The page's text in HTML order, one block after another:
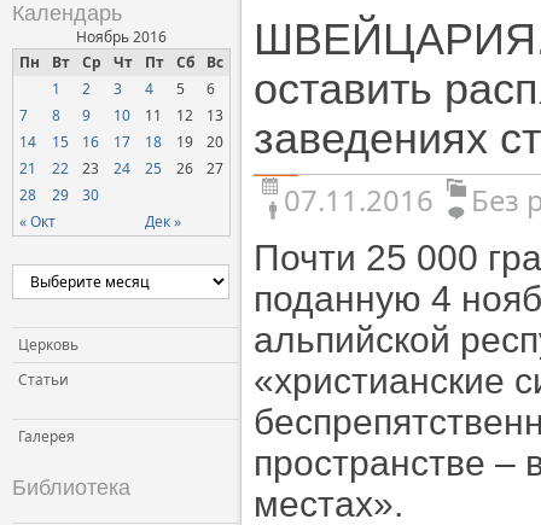
Календарь
Ноябрь 2016
Пн
Вт Ср Чт Пт Сб Вс
« Окт Дек »
1 2 3 4 5
6
7
8 9 10 11 12
13
14
15 16 17 18 19
20
21
22 23 24 25 26
27
28
29 30
Церковь
Статьи
Галерея
Библиотека
ШВЕЙЦАРИЯ.
оставить
заведениях
07.11.2016
Без
Почти 25 000
поданную 4
альпийской
«христианские
пространстве –
местах».